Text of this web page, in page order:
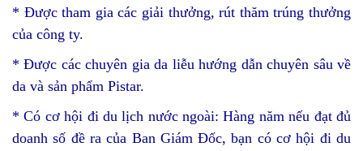
* Được tham gia các giải thưởng, rút thăm trúng thưởng
của công ty.
* Được các chuyên gia da liễu hướng dẫn chuyên sâu về
da và sản phẩm Pistar.
* Có cơ hội đi du lịch nước ngoài: Hàng năm nếu đạt đủ
doanh số đề ra của Ban Giám Đốc, bạn có cơ hội đi du